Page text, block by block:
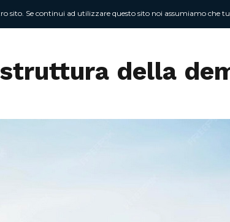
Chi sono
della
sito. Se continui ad utilizzare questo sito noi assumiamo che